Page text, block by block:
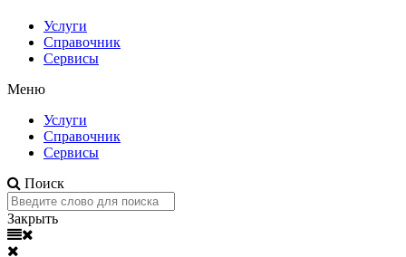
Услуги
Справочник
Сервисы
Меню
Услуги
Справочник
Сервисы
Поиск
Закрыть